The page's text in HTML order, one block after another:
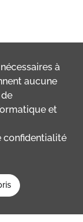
à
aucune
et
confidentialité